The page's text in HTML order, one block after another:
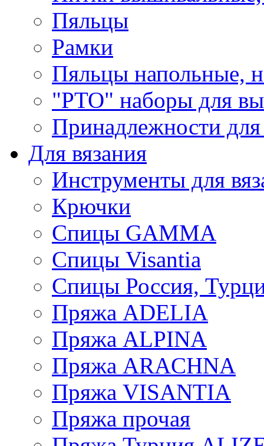
Пяльцы
Рамки
Пяльцы напольные,
"РТО" наборы для
Принадлежности
Для вязания
Инструменты для
Крючки
Спицы GAMMA
Спицы Visantia
Спицы Россия,
Пряжа ADELIA
Пряжа ALPINA
Пряжа ARACHNA
Пряжа VISANTIA
Пряжа прочая